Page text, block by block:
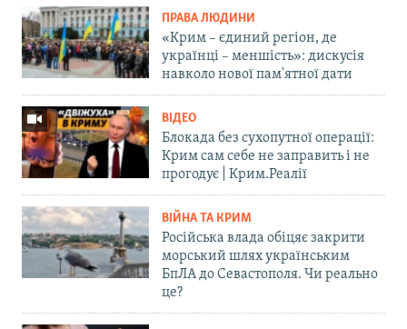
ПРАВА ЛЮДИНИ
«Крим – єдиний регіон, де
українці – меншість»: дискусія
навколо нової пам'ятної дати
ВІДЕО
Блокада без сухопутної операції:
Крим сам себе не заправить і не
прогодує | Крим.Реалії
ВІЙНА ТА КРИМ
Російська влада обіцяє закрити
морський шлях українським
БпЛА до Севастополя. Чи реально
це?